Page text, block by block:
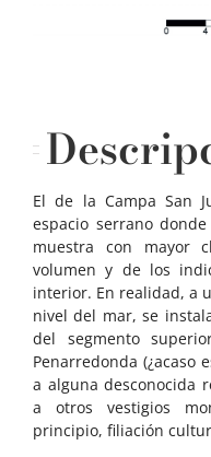
El de la Campa San
espacio serrano
muestra con mayor
volumen y de los
interior. En realidad, a
nivel del mar, se
del segmento
Penarredonda (¿acaso
a alguna desconocida
a otros vestigios
principio, filiación